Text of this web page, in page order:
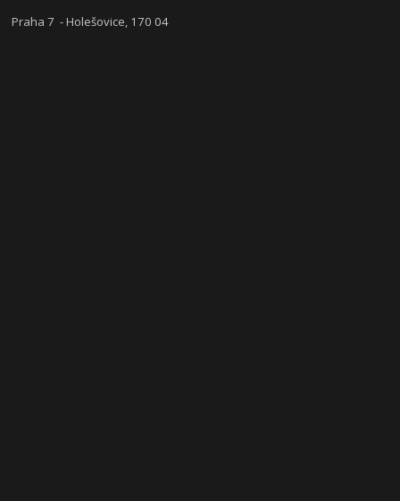
Praha 7 - Holešovice, 170 04